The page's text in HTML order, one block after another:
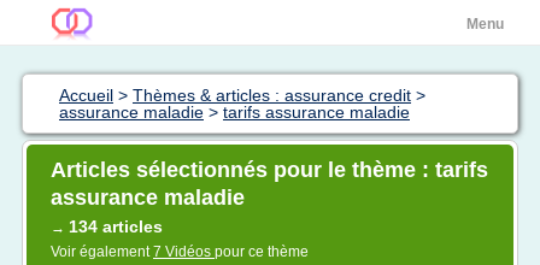
Menu
Accueil > Thèmes & articles : assurance credit >
assurance maladie > tarifs assurance maladie
Articles sélectionnés pour le thème : tarifs
assurance maladie
→ 134 articles
Voir également7 Vidéos pour ce thème